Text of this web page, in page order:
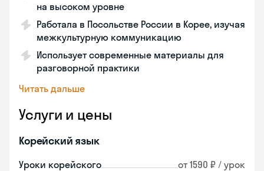
на высоком уровне
Работала в Посольстве России в Корее, изучая
межкультурную коммуникацию
Использует современные материалы для
разговорной практики
Читать дальше
Услуги и цены
Корейский язык
Уроки корейского от 1590 ₽ / урок